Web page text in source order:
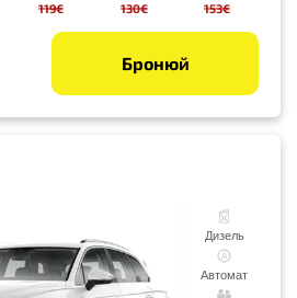
119€ 130€ 153€
Бронюй
Дизель
Автомат